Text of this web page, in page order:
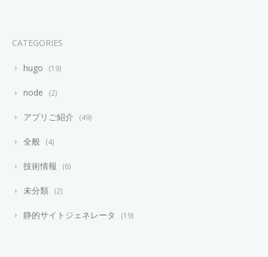
CATEGORIES
hugo 19
node 2
アプリご紹介 49
全般 4
技術情報 6
未分類 2
静的サイトジェネレータ 19